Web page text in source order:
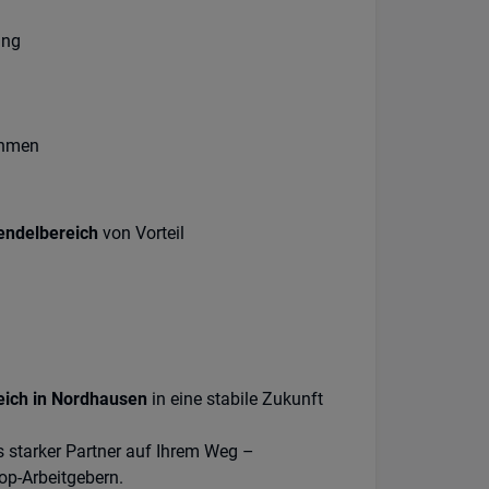
von Vorteil
in Nordhausen in eine stabile Zukunft
starker Partner auf Ihrem Weg –
Arbeitgebern.